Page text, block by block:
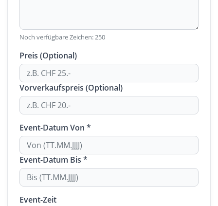
Noch verfügbare Zeichen:250
Preis (Optional)
Vorverkaufspreis (Optional)
Event-Datum Von *
Event-Datum Bis *
Event-Zeit